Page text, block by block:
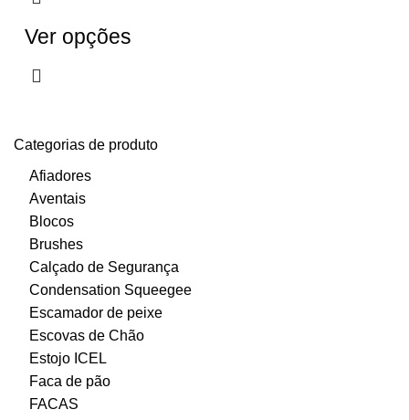
Categorias de produto
Afiadores
Aventais
Blocos
Brushes
Calçado de Segurança
Condensation Squeegee
Escamador de peixe
Escovas de Chão
Estojo ICEL
Faca de pão
FACAS
Ver opções